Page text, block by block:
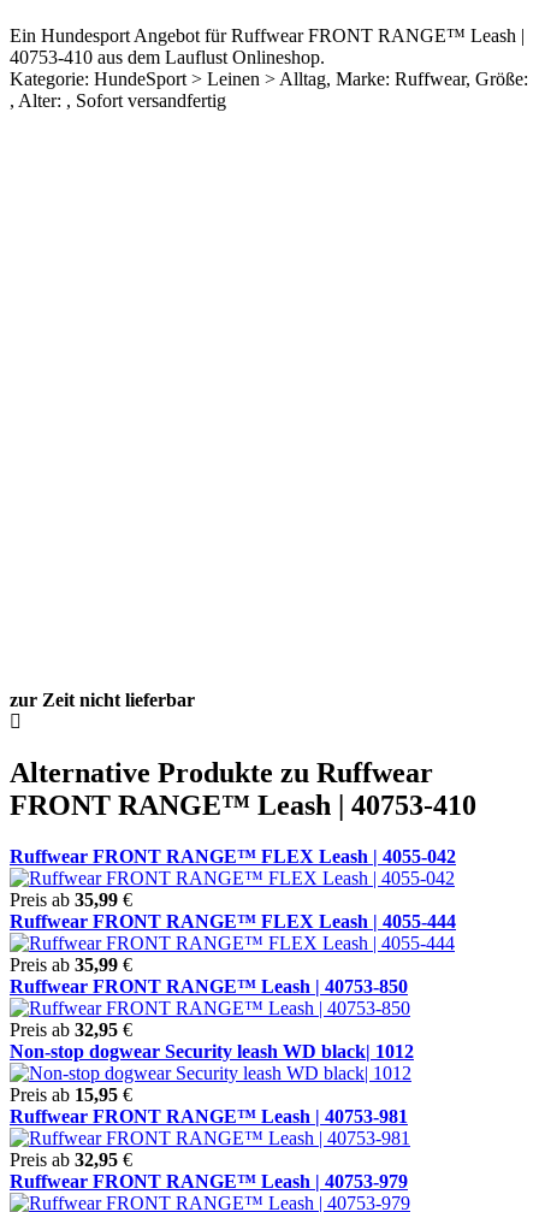
Ein Hundesport Angebot für Ruffwear FRONT RANGE™ Leash |
40753-410 aus dem Lauflust Onlineshop.
Kategorie: HundeSport > Leinen > Alltag, Marke: Ruffwear, Größe:
, Alter: , Sofort versandfertig
zur Zeit nicht lieferbar
Alternative Produkte zu Ruffwear
FRONT RANGE™ Leash | 40753-410
Ruffwear FRONT RANGE™ FLEX Leash | 4055-042
Preis ab 35,99 €
Ruffwear FRONT RANGE™ FLEX Leash | 4055-444
Preis ab 35,99 €
Ruffwear FRONT RANGE™ Leash | 40753-850
Preis ab 32,95 €
Non-stop dogwear Security leash WD black| 1012
Preis ab 15,95 €
Ruffwear FRONT RANGE™ Leash | 40753-981
Preis ab 32,95 €
Ruffwear FRONT RANGE™ Leash | 40753-979